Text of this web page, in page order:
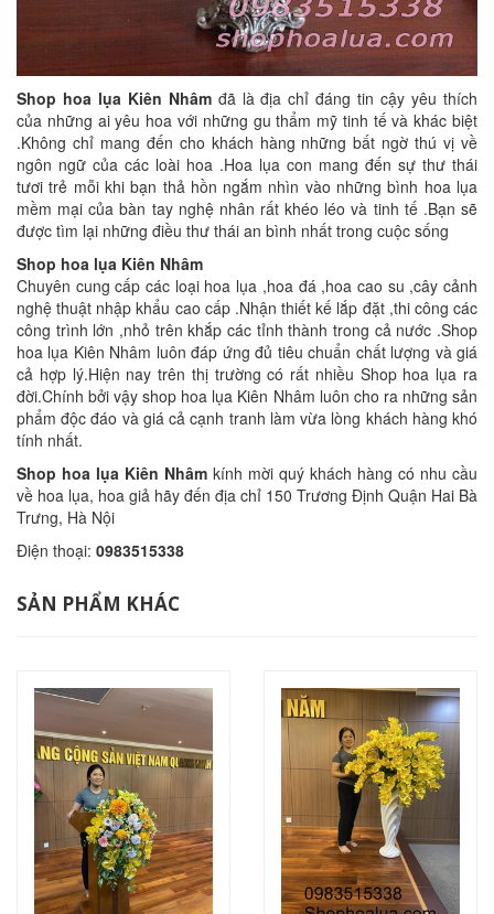
Shop hoa lụa Kiên Nhâmđã là địa chỉ đáng tin cậy yêu thích
của những ai yêu hoa với những gu thẩm mỹ tinh tế và khác biệt
.Không chỉ mang đến cho khách hàng những bất ngờ thú vị về
ngôn ngữ của các loài hoa .Hoa lụa con mang đến sự thư thái
tươi trẻ mỗi khi bạn thả hồn ngắm nhìn vào những bình hoa lụa
mềm mại của bàn tay nghệ nhân rất khéo léo và tinh tế .Bạn sẽ
được tìm lại những điều thư thái an bình nhất trong cuộc sống
Shop hoa lụa Kiên Nhâm
Chuyên cung cấp các loại hoa lụa ,hoa đá ,hoa cao su ,cây cảnh
nghệ thuật nhập khẩu cao cấp .Nhận thiết kế lắp đặt ,thi công các
công trình lớn ,nhỏ trên khắp các tỉnh thành trong cả nước .Shop
hoa lụa Kiên Nhâm luôn đáp ứng đủ tiêu chuẩn chất lượng và giá
cả hợp lý.Hiện nay trên thị trường có rất nhiều Shop hoa lụa ra
đời.Chính bởi vậy shop hoa lụa Kiên Nhâm luôn cho ra những sản
phẩm độc đáo và giá cả cạnh tranh làm vừa lòng khách hàng khó
tính nhất.
Shop hoa lụa Kiên Nhâm kính mời quý khách hàng có nhu cầu
về hoa lụa, hoa giả hãy đến địa chỉ 150 Trương Định Quận Hai Bà
Trưng, Hà Nội
Điện thoại: 0983515338
SẢN PHẨM KHÁC